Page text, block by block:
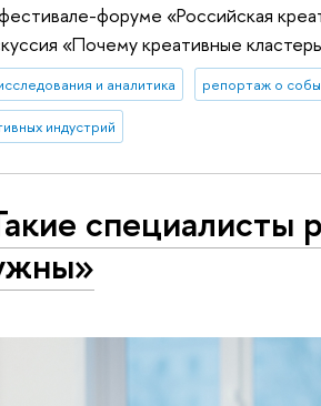
форуме «Российская
«Почему креативные
и аналитика репортаж о
индустрий
специалисты